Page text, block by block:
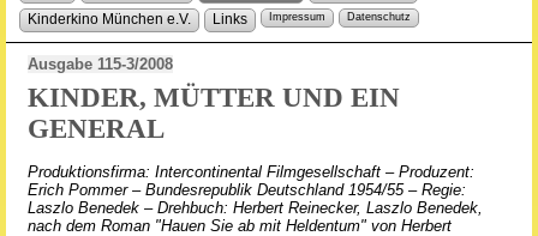
Kinderkino München e.V.
Links Impressum Datenschutz
Ausgabe 115-3/2008
KINDER, MÜTTER UND EIN
GENERAL
Produktionsfirma: Intercontinental Filmgesellschaft – Produzent:
Erich Pommer – Bundesrepublik Deutschland 1954/55 – Regie:
Laszlo Benedek – Drehbuch: Herbert Reinecker, Laszlo Benedek,
nach dem Roman "Hauen Sie ab mit Heldentum" von Herbert